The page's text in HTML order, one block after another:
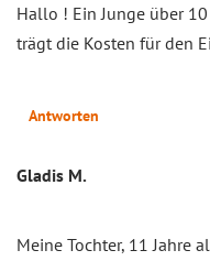
Hallo ! Ein Junge über
trägt die Kosten für den
Antworten
Gladis M.
Meine Tochter, 11 Jahre